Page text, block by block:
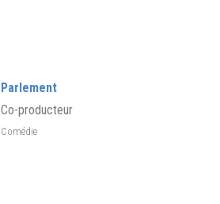
Parlement
Co-producteur
Comédie